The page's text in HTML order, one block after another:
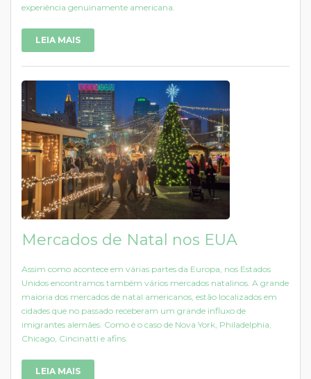
experiência genuinamente americana.
LEIA MAIS
Mercados de Natal nos EUA
Assim como acontece em várias partes da Europa, nos Estados
Unidos encontramos também vários mercados natalinos. A grande
maioria dos mercados de natal americanos, estão localizados em
cidades que no passado receberam um grande influxo de
imigrantes alemães. Como é o caso de Nova York, Philadelphia,
Chicago, Cincinatti e afins.
LEIA MAIS